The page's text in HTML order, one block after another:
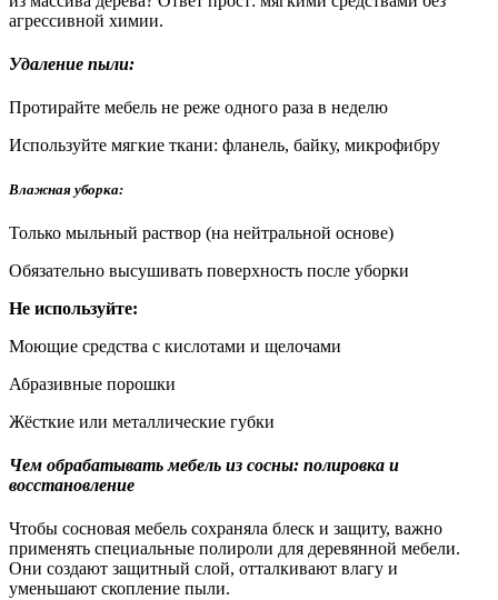
агрессивной химии.
Удаление пыли:
Протирайте мебель не реже одного раза в неделю
Используйте мягкие ткани: фланель, байку, микрофибру
Влажная уборка:
Только мыльный раствор (на нейтральной основе)
Обязательно высушивать поверхность после уборки
Не используйте:
Моющие средства с кислотами и щелочами
Абразивные порошки
Жёсткие или металлические губки
Чем обрабатывать мебель из сосны: полировка и
восстановление
Чтобы сосновая мебель сохраняла блеск и защиту, важно
применять специальные полироли для деревянной мебели.
Они создают защитный слой, отталкивают влагу и
уменьшают скопление пыли.